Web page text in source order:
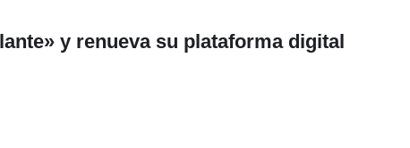
y renueva su plataforma digital